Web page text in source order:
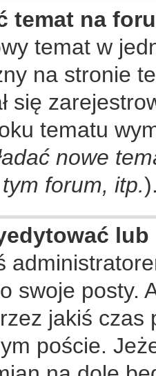
temat na
temat w
na stronie
się
tematu
nowe
forum, itp.
swoje posty.
jakiś
poście.